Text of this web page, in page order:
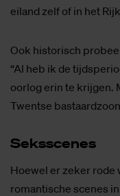
eiland zelf of in het
Ook historisch
“Al heb ik de
oorlog erin te krijgen.
Twentse
Seks­sce­nes
Hoewel er zeker rode
romantische scenes